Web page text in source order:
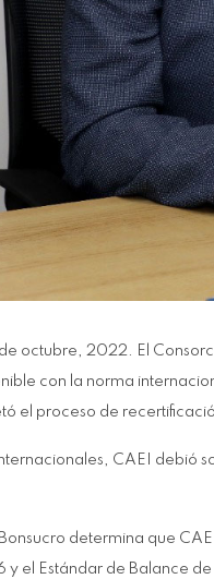
octubre, 2022. El
con la norma
el proceso de
CAEI debió
determina que
el Estándar de Balance